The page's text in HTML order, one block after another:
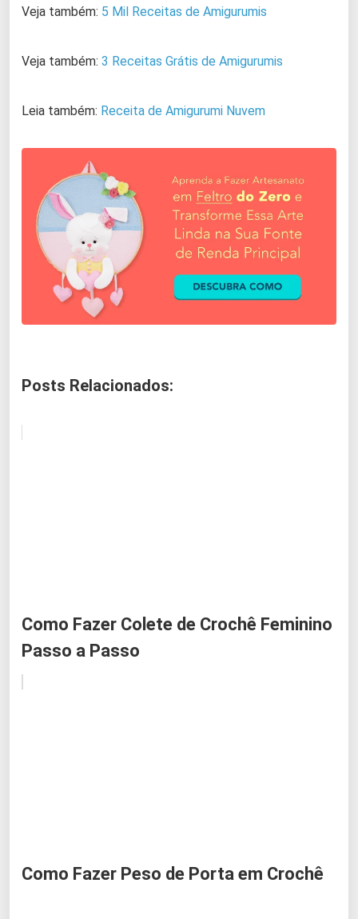
Veja também: 5 Mil Receitas de Amigurumis
Veja também: 3 Receitas Grátis de Amigurumis
Leia também: Receita de Amigurumi Nuvem
Posts Relacionados:
Como Fazer Colete de Crochê Feminino
Passo a Passo
Como Fazer Peso de Porta em Crochê